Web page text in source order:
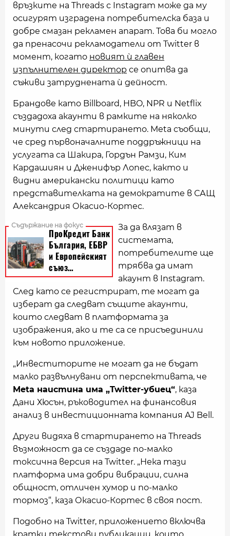
връзките на Threads с Instagram може да му
осигурят изградена потребителска база и
добре смазан рекламен апарат. Това би могло
да пренасочи рекламодатели от Twitter в
момент, когато новият ѝ главен
изпълнителен директор се опитва да
съживи затруднената ѝ дейност.
Брандове като Billboard, HBO, NPR и Netflix
създадоха акаунти в рамките на няколко
минути след стартирането. Meta съобщи,
че сред първоначалните поддръжници на
услугата са Шакира, Гордън Рамзи, Ким
Кардашиян и Дженифър Лопес, както и
видни американски политици като
представителката на демократите в САЩ
Александрия Окасио-Кортес.
За да влязат в
системата,
потребителите ще
трябва да имат
акаунт в Instagram.
След като се регистрират, те могат да
изберат да следват същите акаунти,
които следват в платформата за
изображения, ако и те са се присъединили
към новото приложение.
„Инвеститорите не могат да не бъдат
малко развълнувани от перспективата, че
Meta наистина има „Twitter-убиец“, каза
Дани Хюсън, ръководител на финансовия
анализ в инвестиционната компания AJ Bell.
Други видяха в стартирането на Threads
възможност да се създаде по-малко
токсична версия на Twitter. „Нека тази
платформа има добри вибрации, силна
общност, отличен хумор и по-малко
тормоз“, каза Окасио-Кортес в своя пост.
Подобно на Twitter, приложението включва